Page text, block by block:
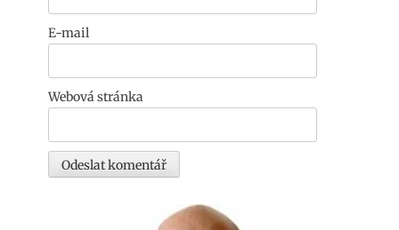
E-mail
Webová stránka